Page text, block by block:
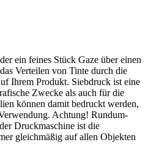
ein feines Stück Gaze über einen
Verteilen von Tinte durch die
Ihrem Produkt. Siebdruck ist eine
Zwecke als auch für die
können damit bedruckt werden,
Achtung! Rundum-
Druckmaschine ist die
gleichmäßig auf allen Objekten